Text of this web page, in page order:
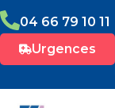
04 66 79 10 11
Urgences